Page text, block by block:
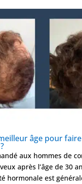
âge pour
aux hommes de
après l’âge de 30
hormonale est